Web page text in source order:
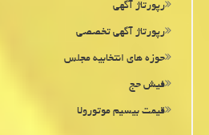
رپورتاژ آگهی
رپورتاژ آگهی تخصصی
حوزه های انتخابیه مجلس
فیش حج
قیمت بیسیم موتورولا